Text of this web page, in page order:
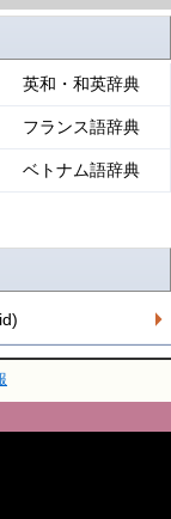
英和・和英辞典
フランス語辞典
ベトナム語辞典